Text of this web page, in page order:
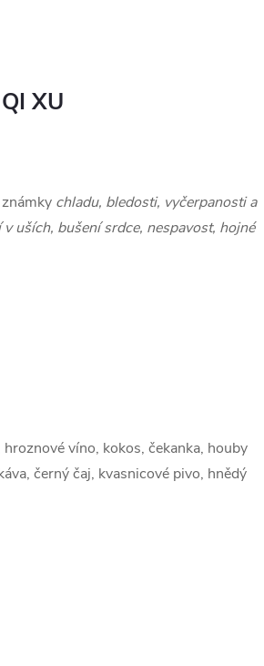
XU
chladu, bledosti, vyčerpanosti a
uších, bušení srdce, nespavost, hojné
víno, kokos, čekanka, houby
černý čaj, kvasnicové pivo, hnědý